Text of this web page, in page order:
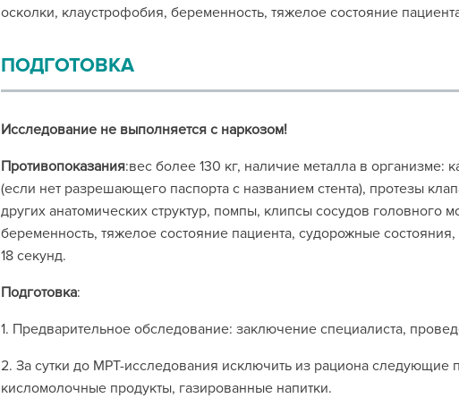
осколки, клаустрофобия, беременность, тяжелое состояние
ПОДГОТОВКА
Исследование не выполняется с наркозом!
Противопоказания:вес более 130 кг, наличие металла в организме:
(если нет разрешающего паспорта с названием стента), протезы
других анатомических структур, помпы, клипсы сосудов головного
беременность, тяжелое состояние пациента, судорожные
18 секунд.
Подготовка:
1. Предварительное обследование: заключение специалиста,
2. За сутки до МРТ-исследования исключить из рациона
кисломолочные продукты, газированные напитки.